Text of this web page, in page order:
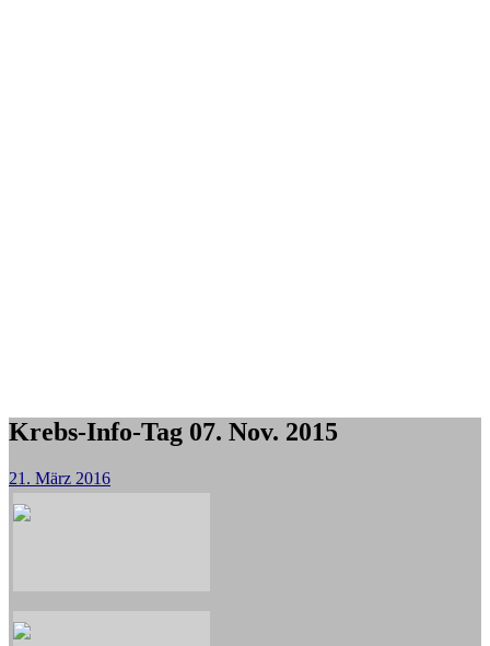
Krebs-Info-Tag 07. Nov. 2015
21. März 2016